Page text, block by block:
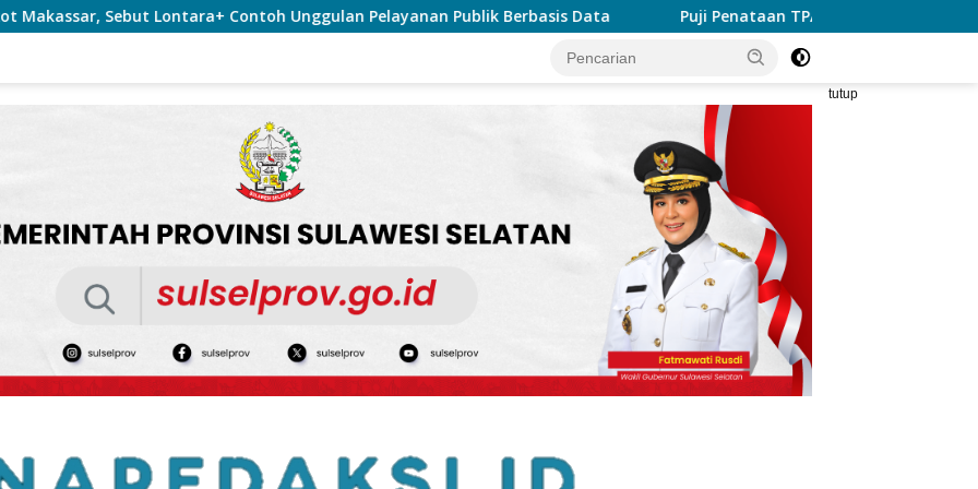
Unggulan Pelayanan Publik Berbasis Data Puji Penataan TPA, Menteri LH: Transformasi TPA Tamangapa
tutup